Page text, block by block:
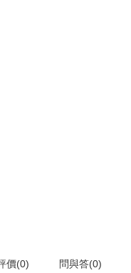
價(0) 問與答(0)